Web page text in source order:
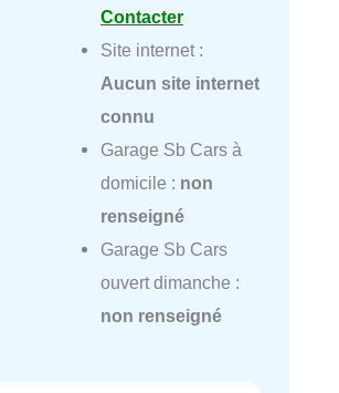
Contacter
Site internet :
Aucun site internet
connu
Garage Sb Cars à
domicile : non
renseigné
Garage Sb Cars
ouvert dimanche :
non renseigné